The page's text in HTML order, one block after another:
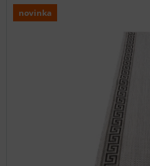
novinka